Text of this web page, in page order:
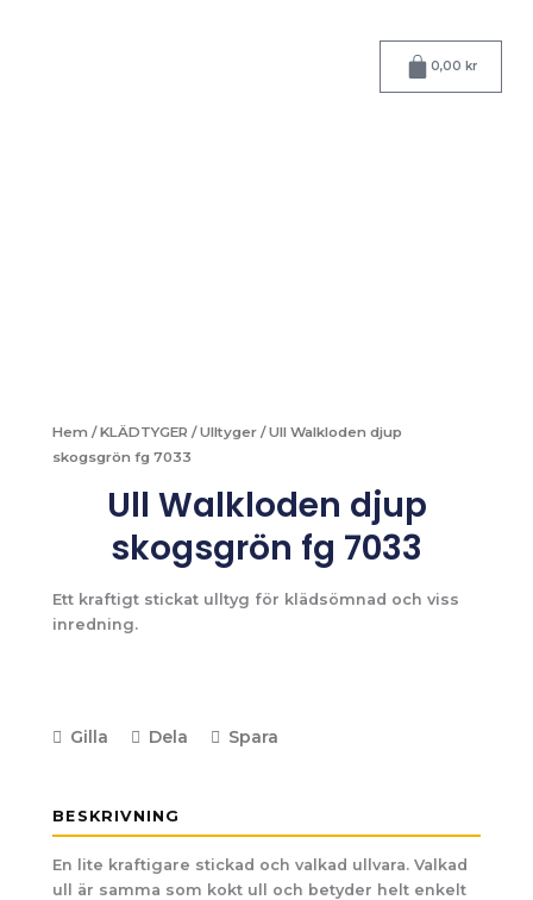
0,00 kr
Varukorg
Hem /KLÄDTYGER /Ulltyger / Ull Walkloden djup
skogsgrön fg 7033
Ull Walkloden djup
skogsgrön fg 7033
Ett kraftigt stickat ulltyg för klädsömnad och viss
inredning.
Gilla Dela Spara
BESKRIVNING
En lite kraftigare stickad och valkad ullvara. Valkad
ull är samma som kokt ull och betyder helt enkelt